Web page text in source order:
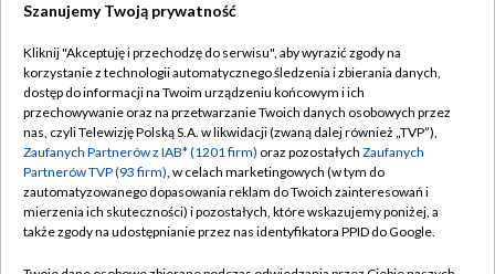
TVP
Abonament TVP
Emisja w TVP
Centrum informacji TVP
Naziemna Telewizja Cyfrowa
Regulamin TVP
Polityka prywatności
Moje zgody
Pomoc
Szanujemy Twoją prywatność
Kliknij "Akceptuję i przechodzę do serwisu", aby wyrazić zgody na
korzystanie z technologii automatycznego śledzenia i zbierania danych,
dostęp do informacji na Twoim urządzeniu końcowym i ich
przechowywanie oraz na przetwarzanie Twoich danych osobowych przez
nas, czyli Telewizję Polską S.A. w likwidacji (zwaną dalej również „TVP”),
Zaufanych Partnerów z IAB* (1201 firm) oraz pozostałych Zaufanych
Partnerów TVP (93 firm), w celach marketingowych (w tym do
zautomatyzowanego dopasowania reklam do Twoich zainteresowań i
mierzenia ich skuteczności) i pozostałych, które wskazujemy poniżej, a
także zgody na udostępnianie przez nas identyfikatora PPID do Google.